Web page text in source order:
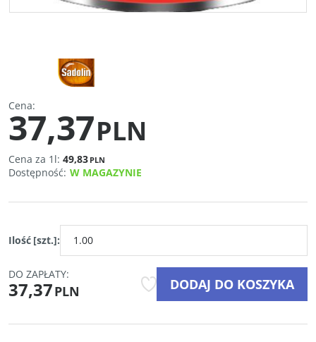
Cena:
37,37PLN
Cena za 1l: 49,83 PLN
Dostępność: W MAGAZYNIE
Ilość [szt.]:
DO ZAPŁATY:
37,37PLN DODAJ DO KOSZYKA